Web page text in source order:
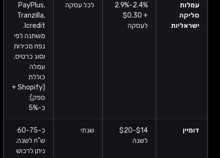
עמלות
סליקה
ישראליות
2.4%-2.9%
+ $0.30
לעסקה
לכל עסקה
PayPlus,
Tranzilla,
Icredit.
משתנה לפי
נפח מכירות
וסוג כרטיס.
עמלה
כוללת
(Shopify +
ספק):
כ-5%
דומיין
$14-$20
לשנה
שנתי
כ-60-75
ש"ח לשנה.
ניתן לרכוש